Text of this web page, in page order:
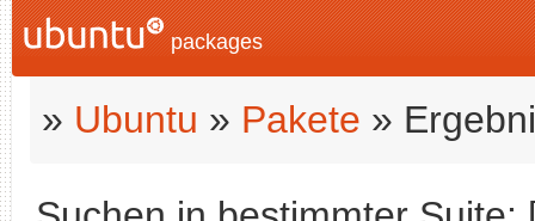
packages
» Ubuntu » Pakete »